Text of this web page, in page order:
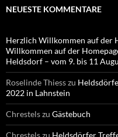
NEUESTE KOMMENTARE
Herzlich Willkommen auf der
Willkommen auf der
Heldsdorf – vom 9. bis 11
Roselinde Thiesszu
2022 in Lahnstein
Chrestelszu Gästebuch